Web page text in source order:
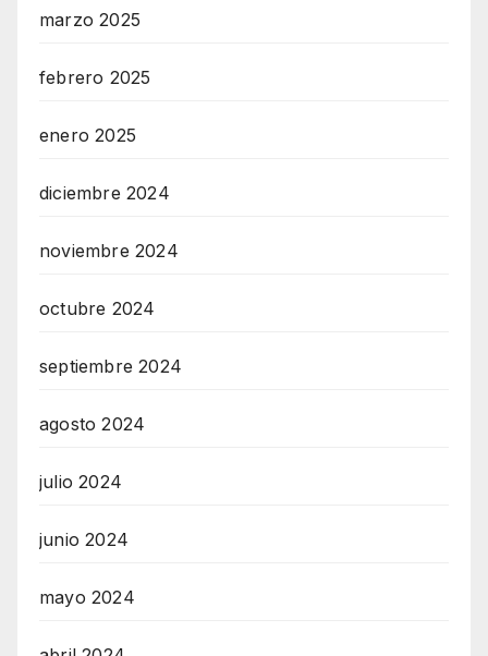
marzo 2025
febrero 2025
enero 2025
diciembre 2024
noviembre 2024
octubre 2024
septiembre 2024
agosto 2024
julio 2024
junio 2024
mayo 2024